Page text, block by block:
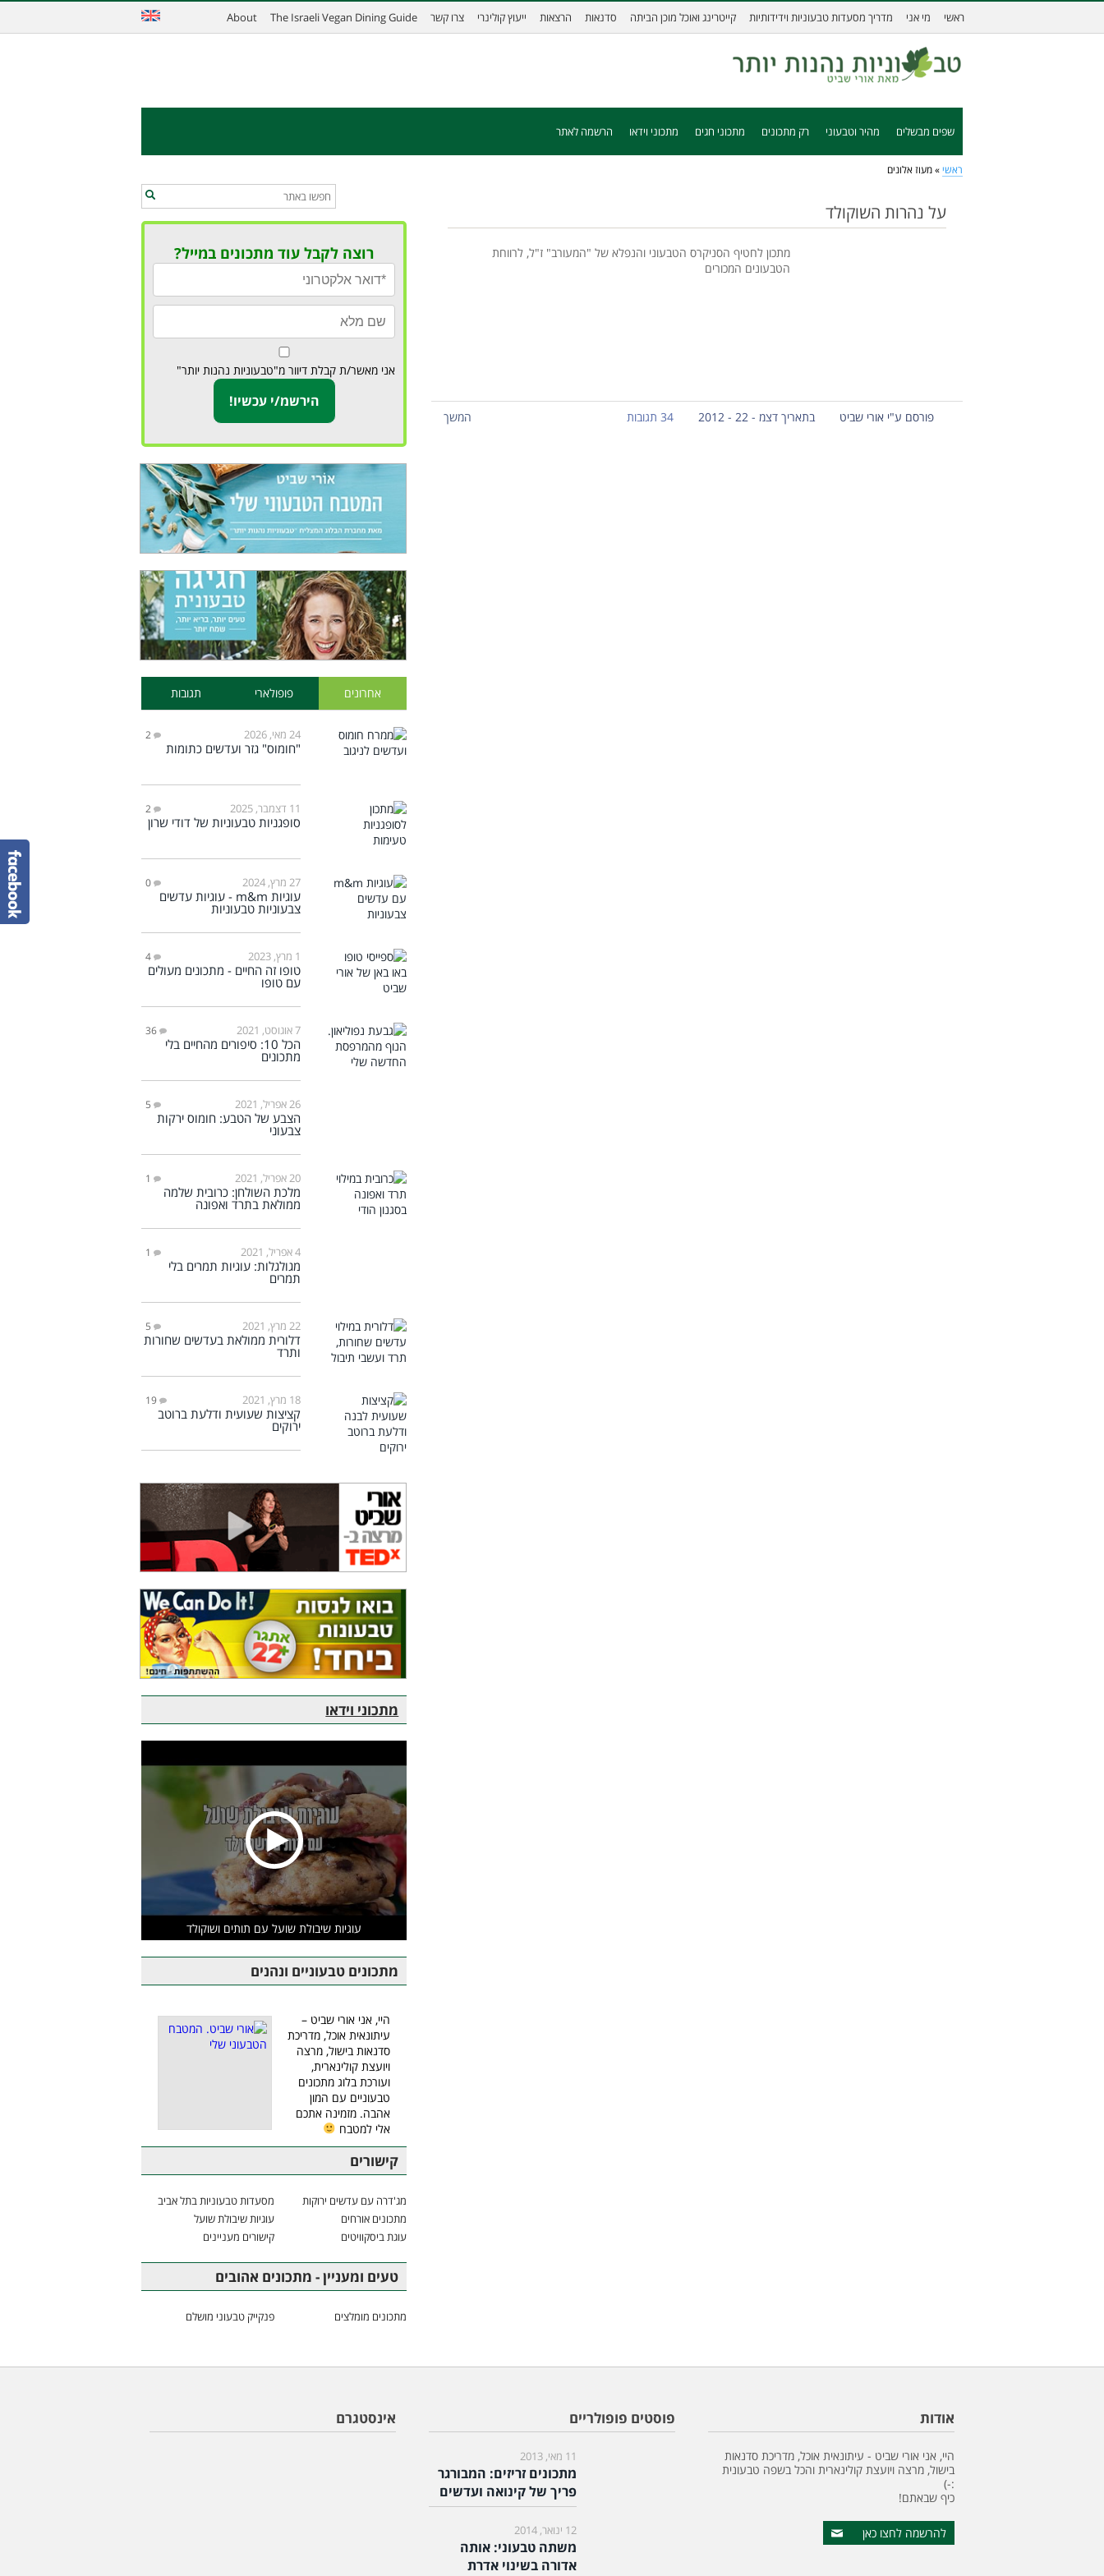
ראשי מי אני מדריך מסעדות טבעוניות וידידותיות קייטרינג ואוכל מוכן הביתה סדנאות הרצאות ייעוץ קולינרי צרו קשר The Israeli Vegan Dining Guide
About
שפים מבשלים מהיר וטבעוני רק מתכונים מתכוני חגים מתכוני וידאו הרשמה לאתר
ראשי » מעוז אלונים
על נהרות השוקולד
מתכון לחטיף הסניקרס הטבעוני והנפלא של "המעורב" ז"ל, לרווחת
הטבעונים המכורים
פורסם ע"י אורי שביט בתאריך דצמ - 22 - 2012 34 תגובות המשך
רוצה לקבל עוד מתכונים במייל?
אני מאשר/ת קבלת דיוור מ"טבעוניות נהנות יותר"
אחרונים פופולארי תגובות
24 מאי, 2026 2
"חומוס" גזר ועדשים כתומות
11 דצמבר, 2025 2
סופגניות טבעוניות של דודי שרון
27 מרץ, 2024 0
עוגיות m&m - עוגיות עדשים
צבעוניות טבעוניות
1 מרץ, 2023 4
טופו זה החיים - מתכונים מעולים
עם טופו
7 אוגוסט, 2021 36
הכל 10: סיפורים מהחיים בלי
מתכונים
26 אפריל, 2021 5
הצבע של הטבע: חומוס ירקות
צבעוני
20 אפריל, 2021 1
מלכת השולחן: כרובית שלמה
ממולאת בתרד ואפונה
4 אפריל, 2021 1
מגולגלות: עוגיות תמרים בלי
תמרים
22 מרץ, 2021 5
דלורית ממולאת בעדשים שחורות
ותרד
18 מרץ, 2021 19
קציצות שעועית ודלעת ברוטב
ירוקים
מתכוני וידאו
עוגיות שיבולת שועל עם תותים ושוקולד
מתכונים טבעוניים ונהנים
היי, אני אורי שביט –
עיתונאית אוכל, מדריכת
סדנאות בישול, מרצה
ויועצת קולינארית,
ועורכת בלוג מתכונים
טבעוניים עם המון
אהבה. מזמינה אתכם
אלי למטבח
קישורים
מג'דרה עם עדשים ירוקות
מסעדות טבעוניות בתל אביב
מתכונים אורחים
עוגיות שיבולת שועל
עוגת ביסקוויטים
קישורים מעניינים
טעים ומעניין - מתכונים אהובים
מתכונים מומלצים פנקייק טבעוני מושלם
אודות
היי, אני אורי שביט - עיתונאית אוכל, מדריכת סדנאות
בישול, מרצה ויועצת קולינארית והכל בשפה טבעונית
:-)
כיף שבאתם!
להרשמה לחצו כאן
פוסטים פופולריים
11 מאי, 2013
מתכונים זריזים: המבורגר
פריך של קינואה ועדשים
12 ינואר, 2014
משתה טבעוני: אותה
אדורה בשינוי אדרת
אינסטגרם